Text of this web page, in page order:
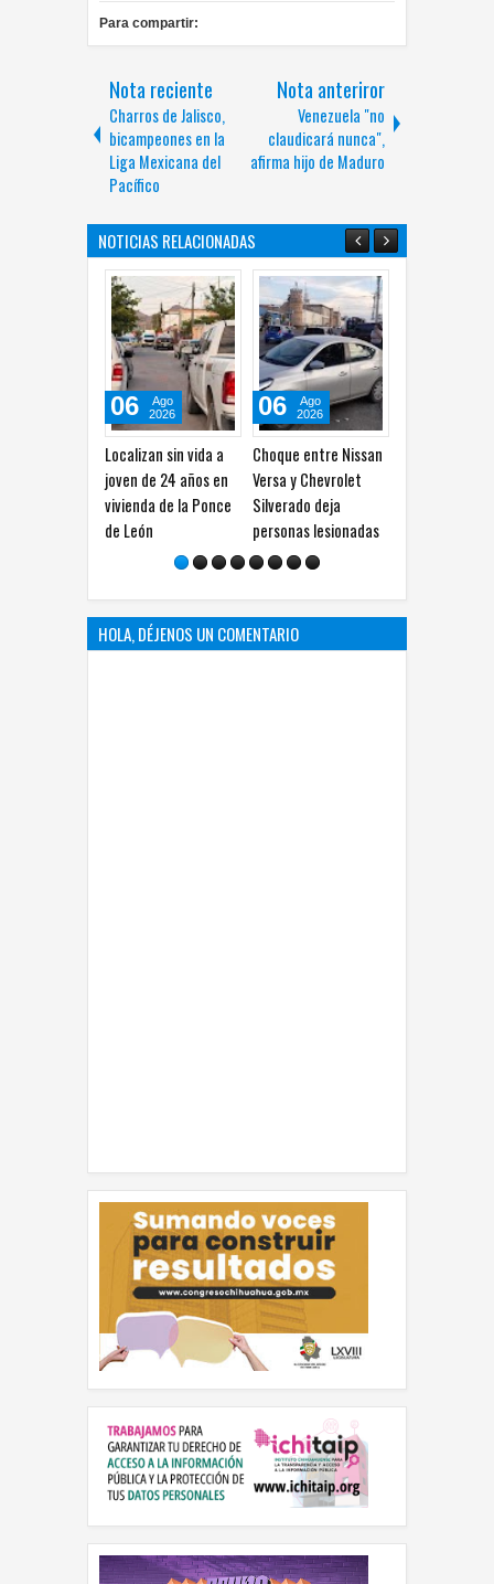
Para compartir:
Nota reciente
Charros de Jalisco,
bicampeones en la
Liga Mexicana del
Pacífico
Nota anteriror
Venezuela "no
claudicará nunca",
afirma hijo de Maduro
NOTICIAS RELACIONADAS
Localizan sin vida a
joven de 24 años en
vivienda de la Ponce
Ago
2026
Choque entre Nissan
Versa y Chevrolet
Silverado deja
personas lesionadas
06
Ago
2026
Vuelca camioneta en
la carretera
Conchos
06
HOLA, DÉJENOS UN COMENTARIO